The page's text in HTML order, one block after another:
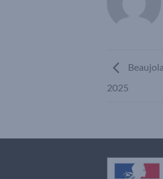
2025